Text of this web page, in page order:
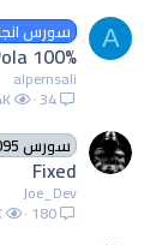
A سورس
100%
alpernsali
34
سورس 5095
Fixed
Joe_Dev
180